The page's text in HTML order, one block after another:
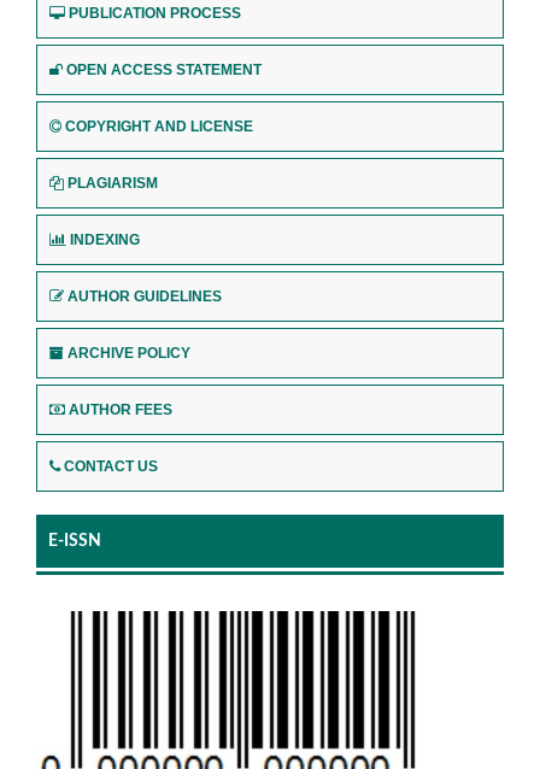
PUBLICATION PROCESS
OPEN ACCESS STATEMENT
COPYRIGHT AND LICENSE
PLAGIARISM
INDEXING
AUTHOR GUIDELINES
ARCHIVE POLICY
AUTHOR FEES
CONTACT US
E-ISSN